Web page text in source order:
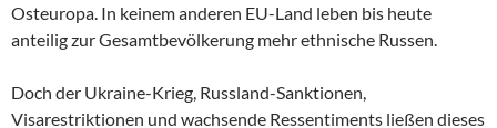
Osteuropa. In keinem anderen EU-Land leben bis heute
anteilig zur Gesamtbevölkerung mehr ethnische Russen.
Doch der Ukraine-Krieg, Russland-Sanktionen,
Visarestriktionen und wachsende Ressentiments ließen dieses